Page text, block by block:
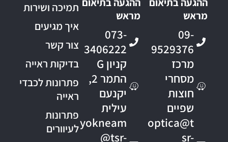
מראש
09-
9529376
מרכז
מסחרי
חוצות
שפיים
optica@t
sr-
מראש
073-
3406222
קניון G
התמר 2,
יקנעם
עילית
yokneam
@tsr-
תמיכה ושירות
איך מגיעים
צור קשר
בדיקות ראייה
פתרונות לכבדי
ראייה
פתרונות
לעיוורים